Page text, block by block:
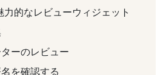
的なレビューウィジェット
ーのレビュー
を確認する